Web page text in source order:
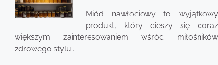
Miód nawłociowy to wyjątkowy
produkt, który cieszy się coraz
większym zainteresowaniem wśród miłośników
zdrowego stylu…
Nawigacja